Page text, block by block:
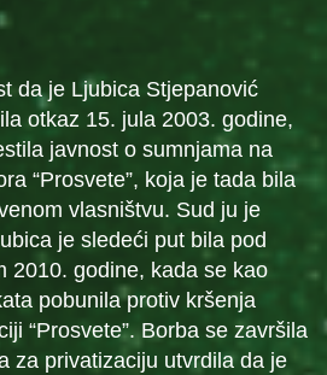
da je Ljubica Stjepanović
otkaz 15. jula 2003. godine,
javnost o sumnjama na
“Prosvete”, koja je tada bila
vlasništvu. Sud ju je
je sledeći put bila pod
2010. godine, kada se kao
pobunila protiv kršenja
“Prosvete”. Borba se završila
za privatizaciju utvrdila da je